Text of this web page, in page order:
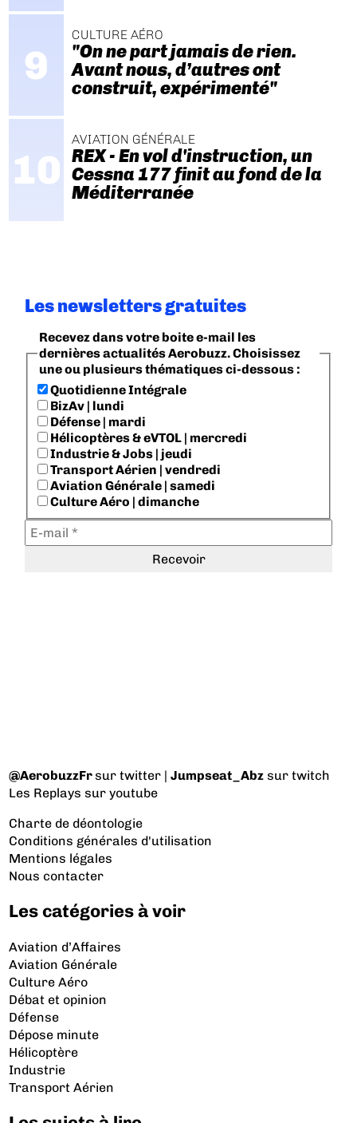
CULTURE AÉRO
"On ne part jamais de rien.
Avant nous, d’autres ont
construit, expérimenté"
AVIATION GÉNÉRALE
REX - En vol d'instruction, un
Cessna 177 finit au fond de la
Méditerranée
Les newsletters gratuites
Recevez dans votre boite e-mail les
dernières actualités Aerobuzz. Choisissez
une ou plusieurs thématiques ci-dessous :
Quotidienne Intégrale
BizAv | lundi
Défense | mardi
Hélicoptères & eVTOL | mercredi
Industrie & Jobs | jeudi
Transport Aérien | vendredi
Aviation Générale | samedi
Culture Aéro | dimanche
@AerobuzzFrsur twitter |Jumpseat_Abz sur twitch
Les Replays sur youtube
Charte de déontologie
Conditions générales d'utilisation
Mentions légales
Nous contacter
Les catégories à voir
Aviation d’Affaires
Aviation Générale
Culture Aéro
Débat et opinion
Défense
Dépose minute
Hélicoptère
Industrie
Transport Aérien